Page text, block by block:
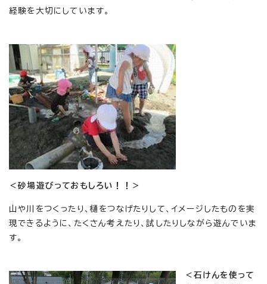
経験を大切にしています。
＜砂場遊びっておもしろい！！＞
山や川をつくったり、樋をつなげたりして、イメージしたものを実
現できるように、たくさん考えたり、試したりしながら遊んでいま
す。
＜石けんを使って